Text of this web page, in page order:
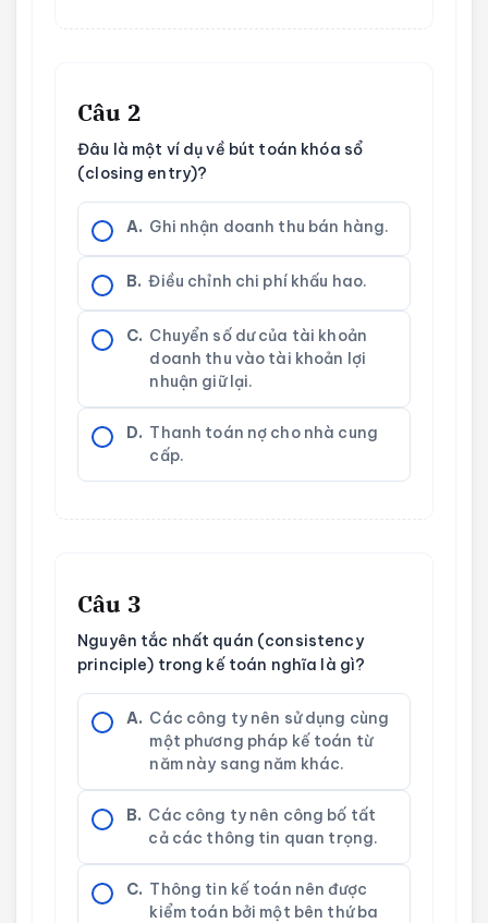
Câu 2
Đâu là một ví dụ về bút toán khóa sổ
(closing entry)?
A. Ghi nhận doanh thu bán hàng.
B. Điều chỉnh chi phí khấu hao.
C. Chuyển số dư của tài khoản
doanh thu vào tài khoản lợi
nhuận giữ lại.
D. Thanh toán nợ cho nhà cung
cấp.
Câu 3
Nguyên tắc nhất quán (consistency
principle) trong kế toán nghĩa là gì?
A. Các công ty nên sử dụng cùng
một phương pháp kế toán từ
năm này sang năm khác.
B. Các công ty nên công bố tất
cả các thông tin quan trọng.
C. Thông tin kế toán nên được
kiểm toán bởi một bên thứ ba